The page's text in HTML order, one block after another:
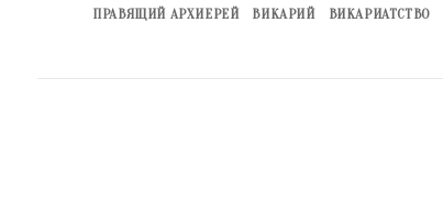
ПРАВЯЩИЙ АРХИЕРЕЙ ВИКАРИЙ ВИКАРИАТСТВО